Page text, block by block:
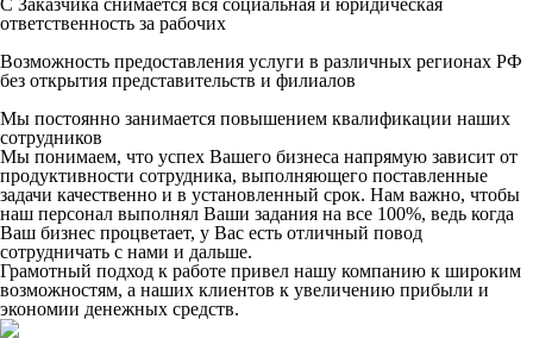
ответственность за рабочих
Возможность предоставления услуги в различных регионах РФ
без открытия представительств и филиалов
Мы постоянно занимается повышением квалификации наших
сотрудников
Мы понимаем, что успех Вашего бизнеса напрямую зависит от
продуктивности сотрудника, выполняющего поставленные
задачи качественно и в установленный срок. Нам важно, чтобы
наш персонал выполнял Ваши задания на все 100%, ведь когда
Ваш бизнес процветает, у Вас есть отличный повод
сотрудничать с нами и дальше.
Грамотный подход к работе привел нашу компанию к широким
возможностям, а наших клиентов к увеличению прибыли и
экономии денежных средств.